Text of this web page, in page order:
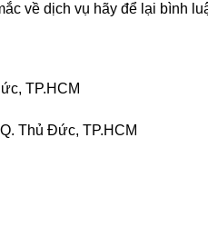
về dịch vụ hãy để lại bình
TP.HCM
Thủ Đức, TP.HCM